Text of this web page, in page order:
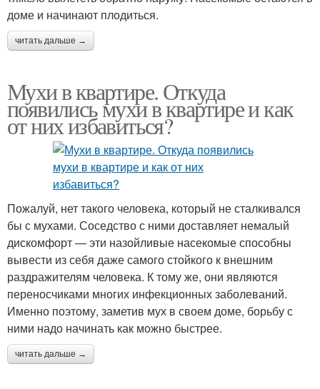
доме и начинают плодиться.
читать дальше →
Мухи в квартире. Откуда
появились мухи в квартире и как
от них избавиться?
Пожалуй, нет такого человека, который не сталкивался
бы с мухами. Соседство с ними доставляет немалый
дискомфорт — эти назойливые насекомые способны
вывести из себя даже самого стойкого к внешним
раздражителям человека. К тому же, они являются
переносчиками многих инфекционных заболеваний.
Именно поэтому, заметив мух в своем доме, борьбу с
ними надо начинать как можно быстрее.
читать дальше →